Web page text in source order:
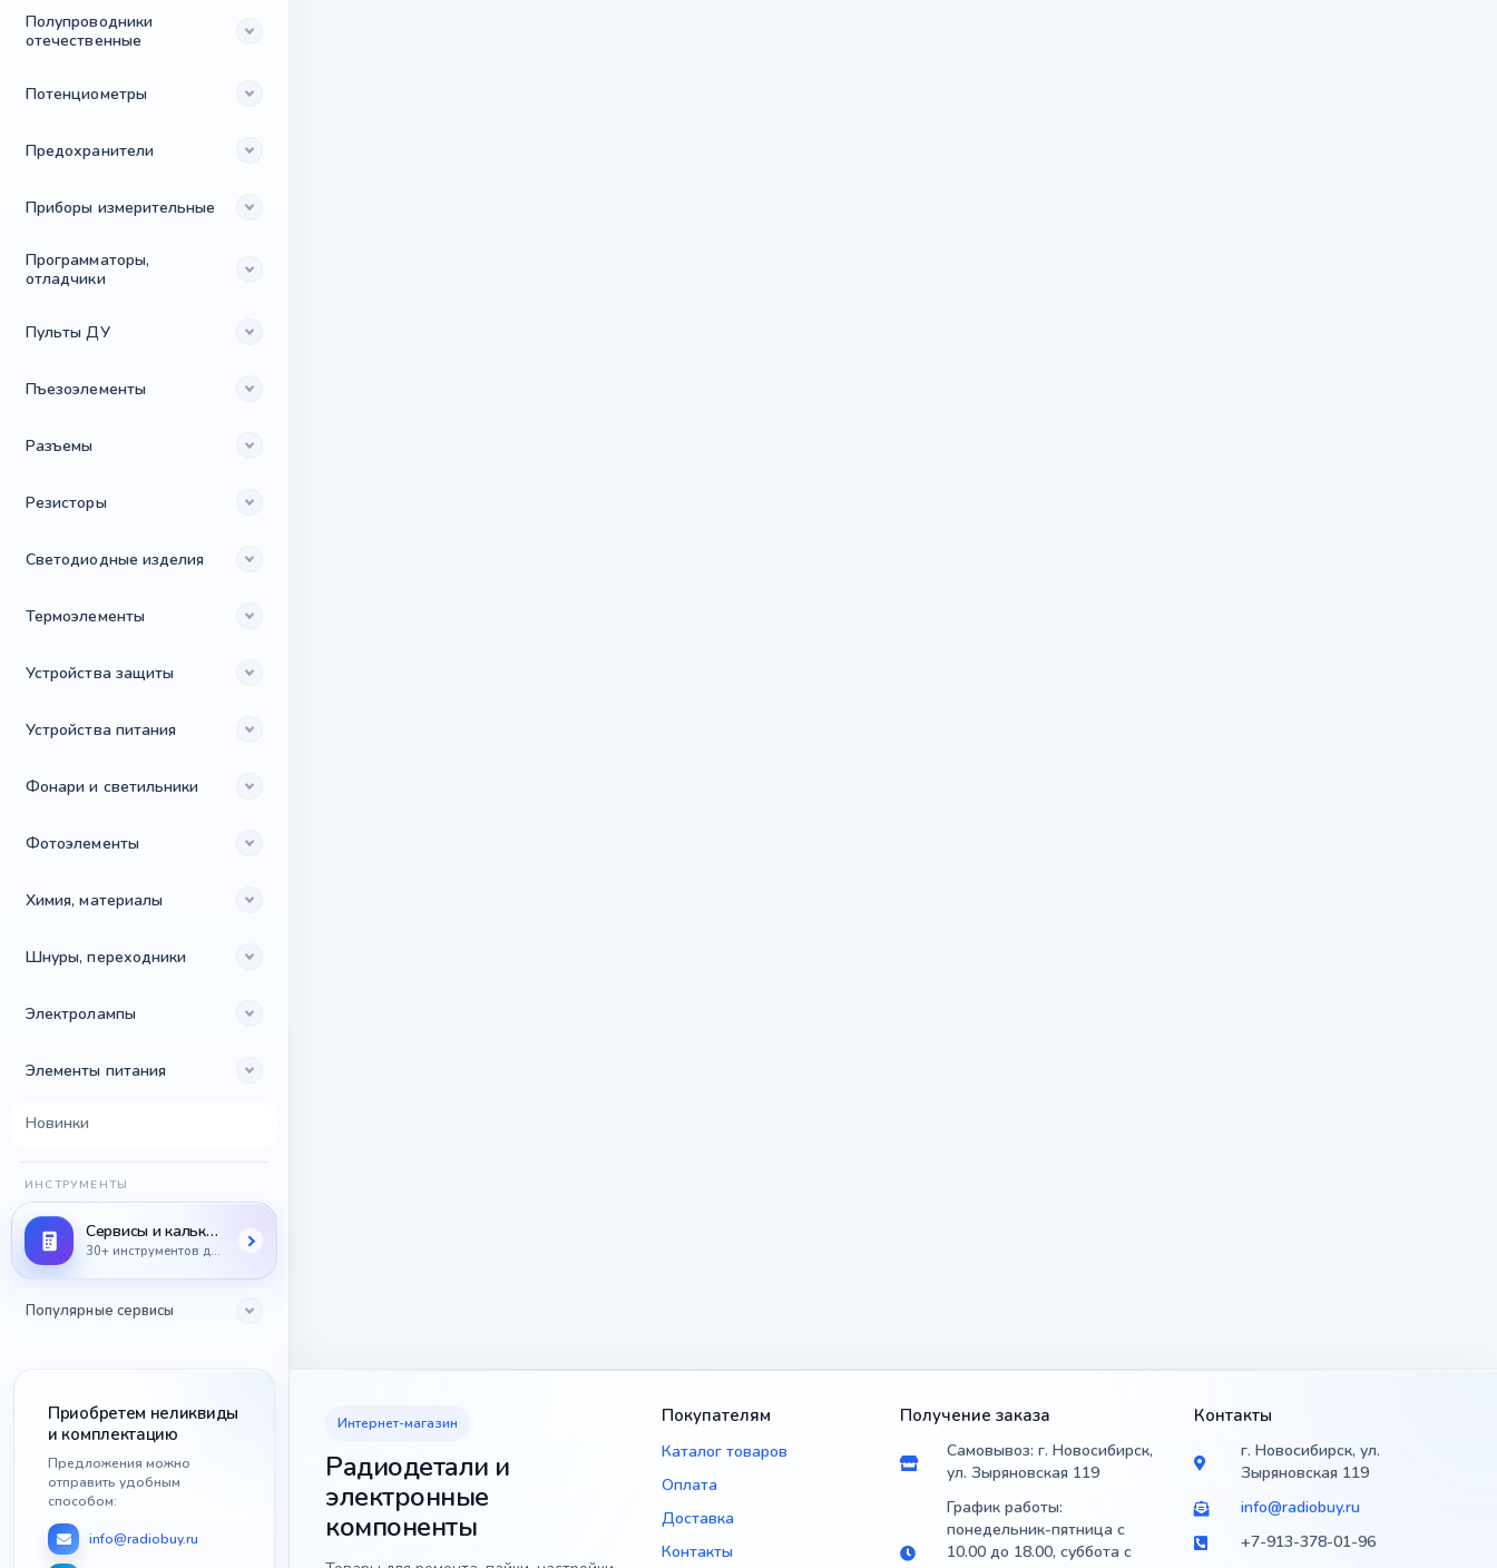
Полупроводники
отечественные
Потенциометры
Предохранители
Приборы измерительные
Программаторы,
отладчики
Пульты ДУ
Пъезоэлементы
Разъемы
Резисторы
Светодиодные изделия
Термоэлементы
Устройства защиты
Устройства питания
Фонари и светильники
Фотоэлементы
Химия, материалы
Шнуры, переходники
Электролампы
Элементы питания
Новинки
ИНСТРУМЕНТЫ
Сервисы и калькуляторы
30+ инструментов для радиодеталей
Популярные сервисы
Приобретем неликвиды
и комплектацию
Предложения можно
отправить удобным
способом:
info@radiobuy.ru
Интернет-магазин
Радиодетали и
электронные
компоненты
Покупателям
Каталог товаров
Оплата
Доставка
Контакты
Получение заказа
Самовывоз: г. Новосибирск,
ул. Зыряновская 119
График работы:
понедельник-пятница с
10.00 до 18.00, суббота с
Контакты
г. Новосибирск, ул.
Зыряновская 119
info@radiobuy.ru
+7-913-378-01-96